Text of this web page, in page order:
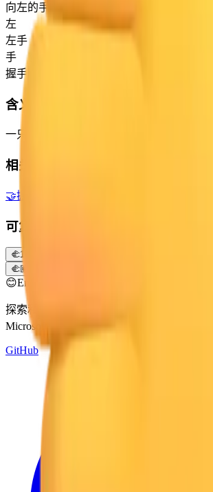
向左的手
左
左手
手
握手
含义
一只向左的右手，展示手掌，拇指在上，小
相关 Emoji
🤝握手
可复制变体
🫲1FAF2
🫲🏽
😊Emoji Directory
探索和下载来自多个设计系统的表情符号 —
Microsoft 等，全部集中在一个地方。
GitHub